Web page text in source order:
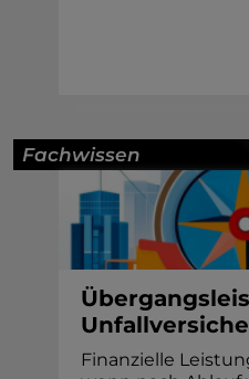
Fachwissen
Finanzielle